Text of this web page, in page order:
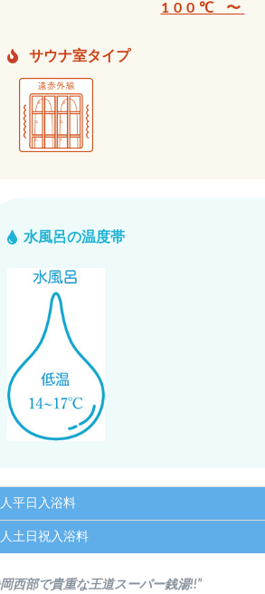
100℃ 〜
サウナ室タイプ
水風呂の温度帯
平日入浴料
土日祝入浴料
西部で貴重な王道スーパー銭湯!!”